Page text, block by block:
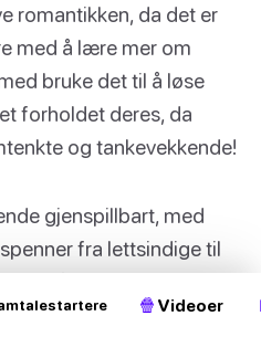
romantikken, da det er
med å lære mer om
bruke det til å løse
forholdet deres, da
og tankevekkende!
gjenspillbart, med
fra lettsindige til
nytt å oppdage hver
🍿 Videoer